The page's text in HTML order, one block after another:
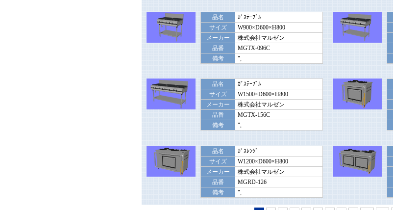
品名
ｶﾞｽﾃｰﾌﾞﾙ
サイズ
W900×D600×H800
メーカー
株式会社マルゼン
品番
MGTX-096C
備考
",
品名
ｶﾞｽﾃｰﾌﾞﾙ
サイズ
W1500×D600×H800
メーカー
株式会社マルゼン
品番
MGTX-156C
備考
",
品名
ｶﾞｽﾚﾝｼﾞ
サイズ
W1200×D600×H800
メーカー
株式会社マルゼン
品番
MGRD-126
備考
",